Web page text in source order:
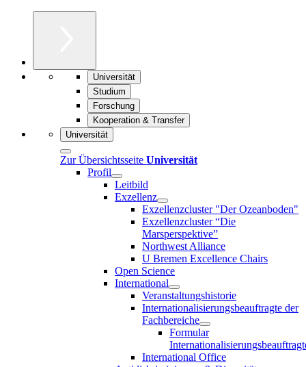
Universität
Studium
Forschung
Kooperation & Transfer
Universität
Zur Übersichtsseite Universität
Profil
Leitbild
Exzellenz
Exzellenzcluster "Der Ozeanboden"
Exzellenzcluster “Die
Marsperspektive”
Northwest Alliance
U Bremen Excellence Chairs
Open Science
International
Veranstaltungshistorie
Internationalisierungsbeauftragte der
Fachbereiche
Formular
International Office